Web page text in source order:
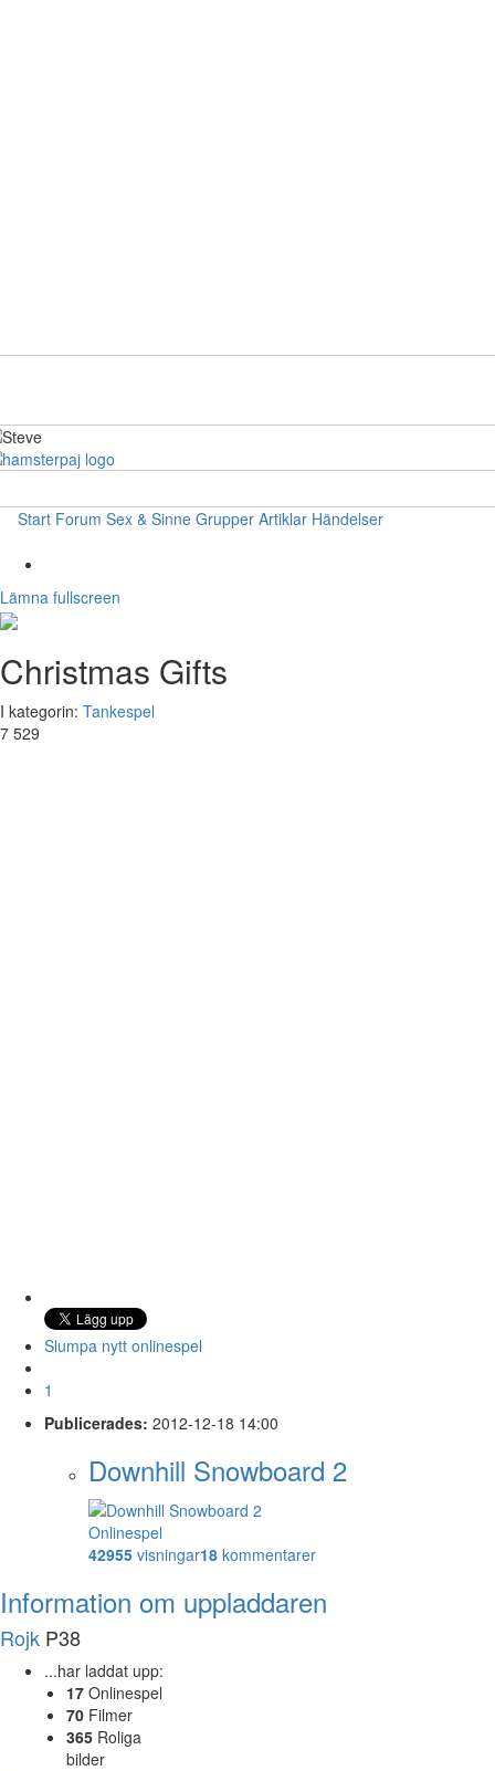
Start Forum Sex & Sinne Grupper Artiklar Händelser
Lämna fullscreen
Christmas Gifts
I kategorin: Tankespel
7 529
Slumpa nytt onlinespel
1
Publicerades: 2012-12-18 14:00
Downhill Snowboard 2
Onlinespel
42955 visningar18 kommentarer
Information om uppladdaren
Rojk P38
...har laddat upp:
17 Onlinespel
70 Filmer
365 Roliga
bilder